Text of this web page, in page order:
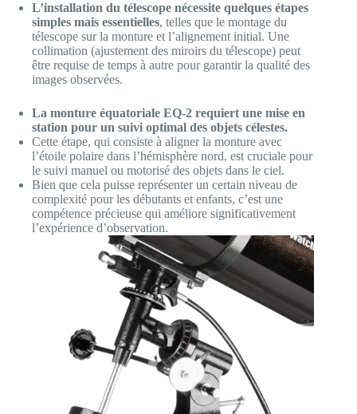
L’installation du télescope nécessite quelques étapes
simples mais essentielles, telles que le montage du
télescope sur la monture et l’alignement initial. Une
collimation (ajustement des miroirs du télescope) peut
être requise de temps à autre pour garantir la qualité des
images observées.
La monture équatoriale EQ-2 requiert une mise en
station pour un suivi optimal des objets célestes.
Cette étape, qui consiste à aligner la monture avec
l’étoile polaire dans l’hémisphère nord, est cruciale pour
le suivi manuel ou motorisé des objets dans le ciel.
Bien que cela puisse représenter un certain niveau de
complexité pour les débutants et enfants, c’est une
compétence précieuse qui améliore significativement
l’expérience d’observation.